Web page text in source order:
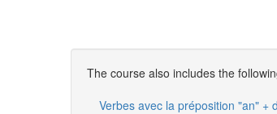
The course also includes the
Verbes avec la préposition "an" +